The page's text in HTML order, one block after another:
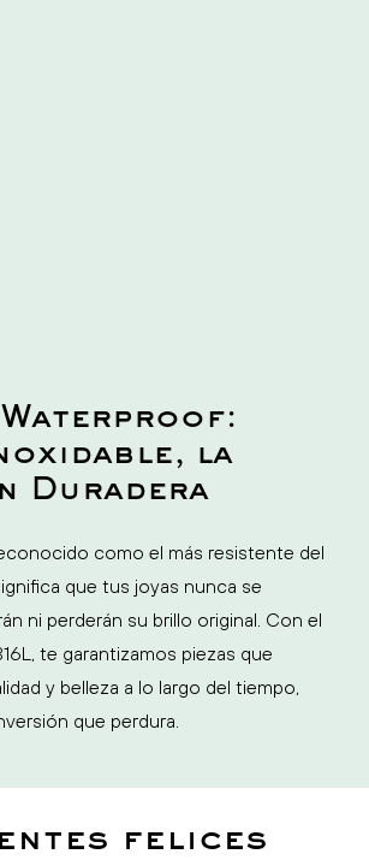
la
Duradera
como el más resistente del
que tus joyas nunca se
ni perderán su brillo original. Con el
te garantizamos piezas que
y belleza a lo largo del tiempo,
que perdura.
felices